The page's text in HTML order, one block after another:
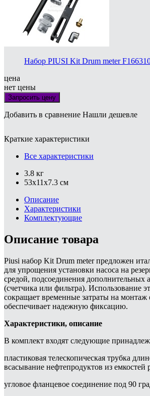
Набор PIUSI Kit Drum meter
цена
нет цены
Запросить цену
Добавить в сравнение Нашли дешевле
Краткие характеристики
Все характеристики
3.8 кг
53x11x7.3 см
Описание
Характеристики
Комплектующие
Описание товара
Piusi набор Kit Drum meter предложен
для упрощения установки насоса на
средой, подсоединения дополнительных
(счетчика или фильтра). Использование
сокращает временные затраты на монтаж
обеспечивает надежную фиксацию.
Характеристики, описание
В комплект входят следующие
пластиковая телескопическая трубка
всасывание нефтепродуктов из емкостей
угловое фланцевое соединение под 90